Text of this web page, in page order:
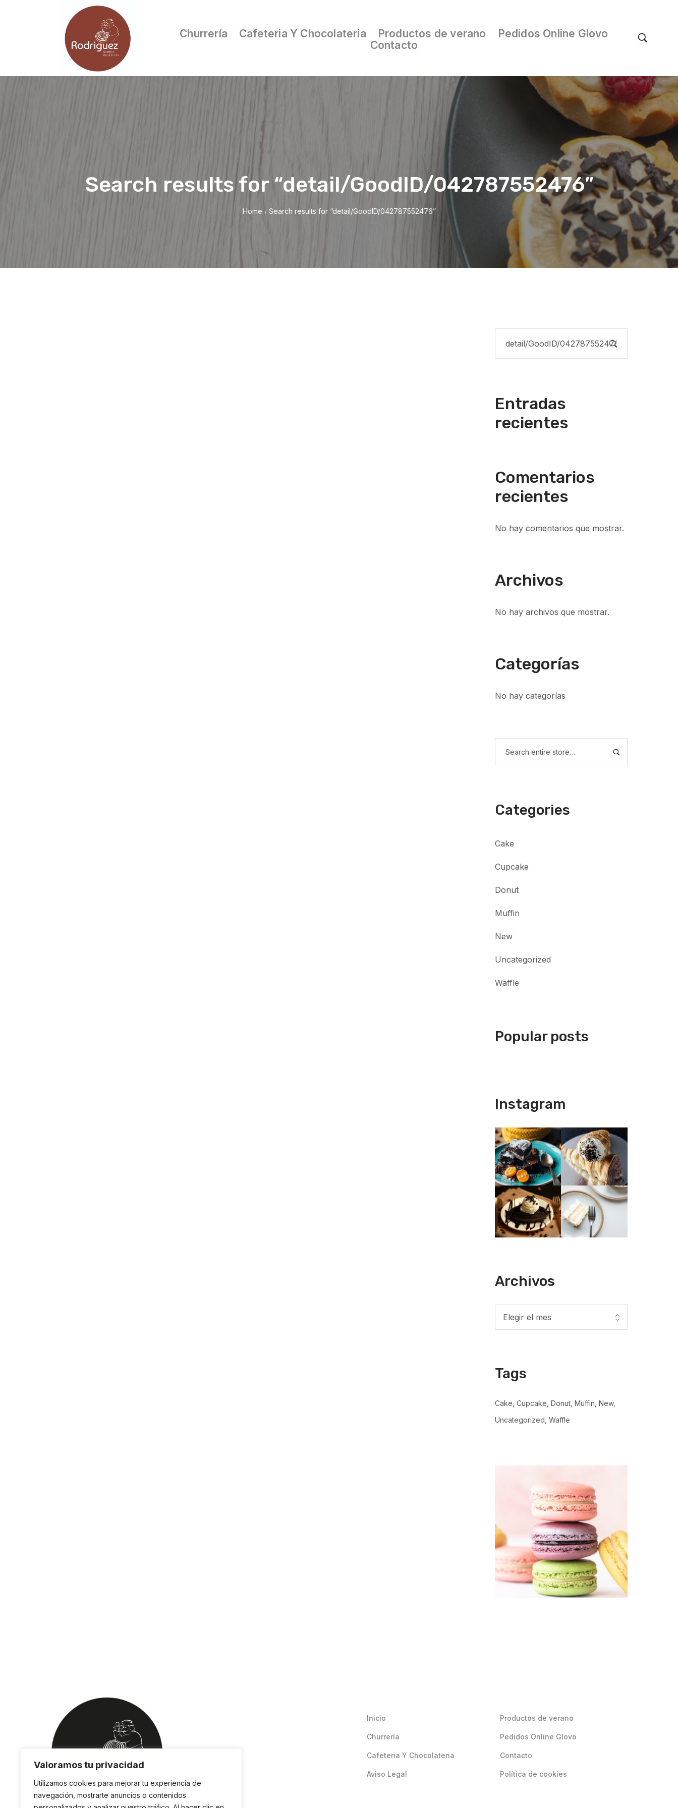
Valoramos tu privacidad
Utilizamos cookies para mejorar tu experiencia de
navegación, mostrarte anuncios o contenidos
Churrería Cafeteria Y Chocolateria Productos de verano
Pedidos Online Glovo
Contacto
Search results for “detail/GoodID/042787552476”
Home / Search results for “detail/GoodID/042787552476”
Entradas
recientes
Comentarios
recientes
No hay comentarios que mostrar.
Archivos
No hay archivos que mostrar.
Categorías
No hay categorías
Categories
Cake
Cupcake
Donut
Muffin
New
Uncategorized
Waffle
Popular posts
Instagram
Archivos
Tags
Cake Cupcake Donut Muffin New
Uncategorized Waffle
Inicio
Churrería
Cafeteria Y Chocolateria
Aviso Legal
Productos de verano
Pedidos Online Glovo
Contacto
Política de cookies